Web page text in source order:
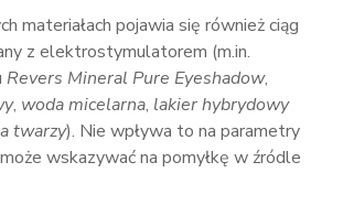
materiałach pojawia się również ciąg
z elektrostymulatorem (m.in.
Revers Mineral Pure Eyeshadow,
, woda micelarna, lakier hybrydowy
twarzy). Nie wpływa to na parametry
wskazywać na pomyłkę w źródle